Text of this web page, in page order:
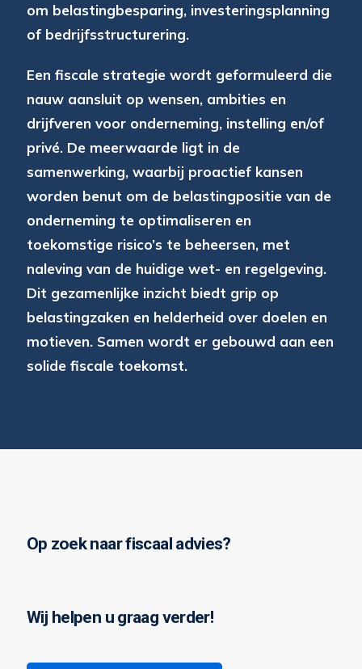
om belastingbesparing, investeringsplanning
of bedrijfsstructurering.
Een fiscale strategie wordt geformuleerd die
nauw aansluit op wensen, ambities en
drijfveren voor onderneming, instelling en/of
privé. De meerwaarde ligt in de
samenwerking, waarbij proactief kansen
worden benut om de belastingpositie van de
onderneming te optimaliseren en
toekomstige risico’s te beheersen, met
naleving van de huidige wet- en regelgeving.
Dit gezamenlijke inzicht biedt grip op
belastingzaken en helderheid over doelen en
motieven. Samen wordt er gebouwd aan een
solide fiscale toekomst.
Op zoek naar fiscaal advies?
Wij helpen u graag verder!